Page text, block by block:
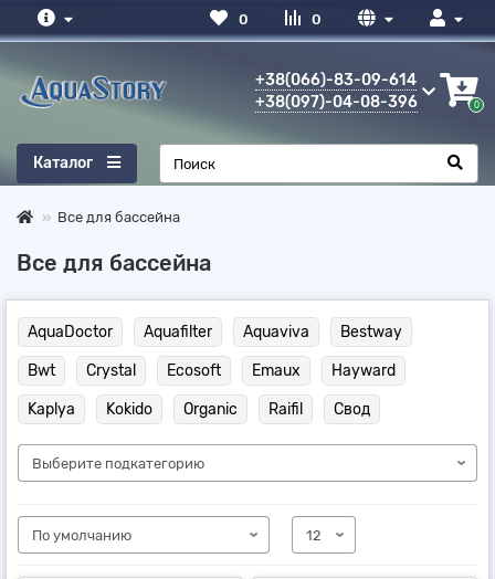
0
0
+38(066)-83-09-614
+38(097)-04-08-396
0
Каталог
Все для бассейна
Все для бассейна
AquaDoctor Aquafilter Aquaviva Bestway
Bwt Crystal Ecosoft Emaux Hayward
Kaplya Kokido Organic Raifil Свод